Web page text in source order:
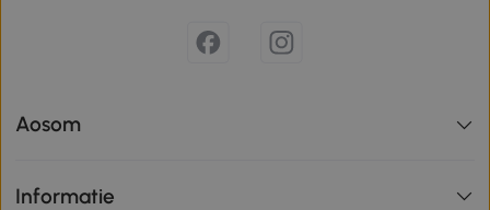
Aosom
Informatie